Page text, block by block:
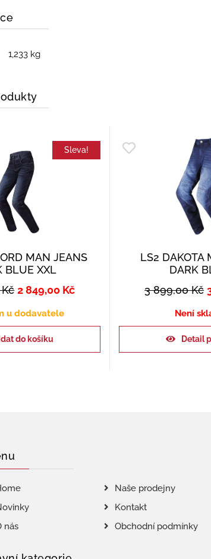
1,233 kg
Sleva!
MAN JEANS
BLUE XXL
Kč 2 849,00 Kč
u dodavatele
do košíku
LS2 DAKOTA
DARK
3 899,00Kč
Není
Detail
Naše prodejny
Kontakt
nás
Obchodní podmínky